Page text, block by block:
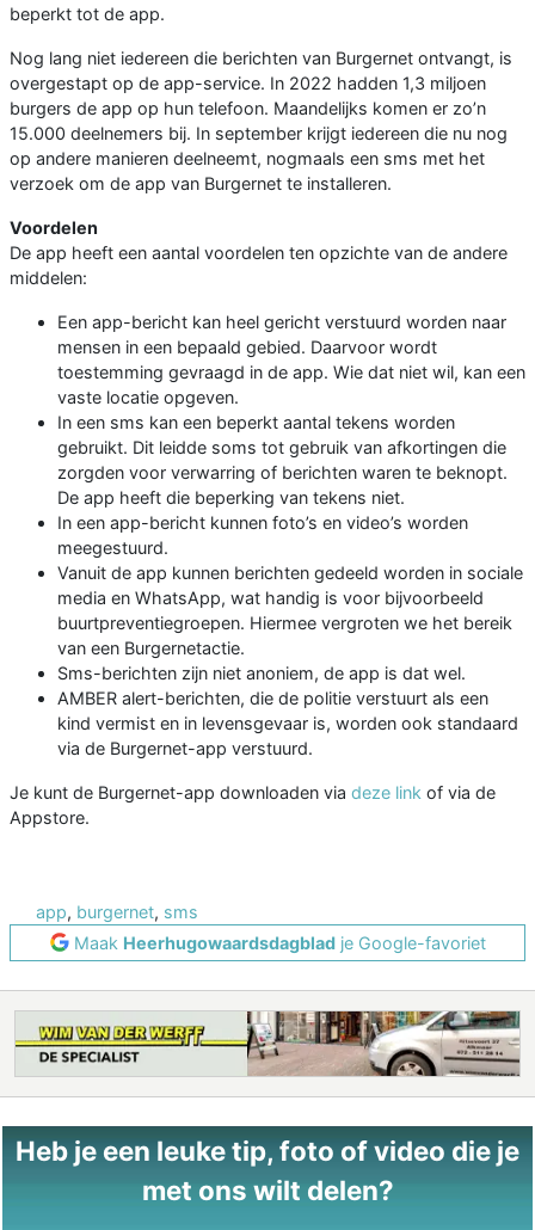
beperkt tot de app.
Nog lang niet iedereen die berichten van Burgernet ontvangt, is
overgestapt op de app-service. In 2022 hadden 1,3 miljoen
burgers de app op hun telefoon. Maandelijks komen er zo’n
15.000 deelnemers bij. In september krijgt iedereen die nu nog
op andere manieren deelneemt, nogmaals een sms met het
verzoek om de app van Burgernet te installeren.
Voordelen
De app heeft een aantal voordelen ten opzichte van de andere
middelen:
Een app-bericht kan heel gericht verstuurd worden naar
mensen in een bepaald gebied. Daarvoor wordt
toestemming gevraagd in de app. Wie dat niet wil, kan een
vaste locatie opgeven.
In een sms kan een beperkt aantal tekens worden
gebruikt. Dit leidde soms tot gebruik van afkortingen die
zorgden voor verwarring of berichten waren te beknopt.
De app heeft die beperking van tekens niet.
In een app-bericht kunnen foto’s en video’s worden
meegestuurd.
Vanuit de app kunnen berichten gedeeld worden in sociale
media en WhatsApp, wat handig is voor bijvoorbeeld
buurtpreventiegroepen. Hiermee vergroten we het bereik
van een Burgernetactie.
Sms-berichten zijn niet anoniem, de app is dat wel.
AMBER alert-berichten, die de politie verstuurt als een
kind vermist en in levensgevaar is, worden ook standaard
via de Burgernet-app verstuurd.
Je kunt de Burgernet-app downloaden via deze link of via de
Appstore.
app, burgernet, sms
Maak Heerhugowaardsdagbladje Google-favoriet
Heb je een leuke tip, foto of video die je
met ons wilt delen?